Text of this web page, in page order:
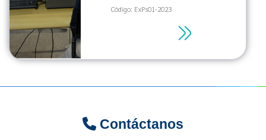
Código: ExPs01-2023
Contáctanos